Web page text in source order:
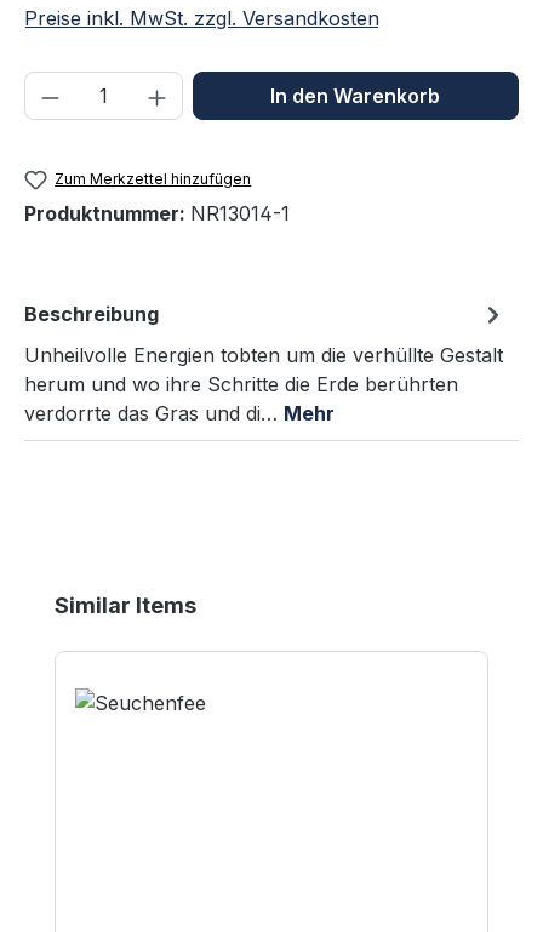
Preise inkl. MwSt. zzgl. Versandkosten
Produkt Anzahl: Gib denIn den Warenkorb
Zum Merkzettel hinzufügen
Produktnummer: NR13014-1
Beschreibung
Unheilvolle Energien tobten um die verhüllte Gestalt
herum und wo ihre Schritte die Erde berührten
verdorrte das Gras und di… Mehr
Produktgalerie überspringen
Similar Items